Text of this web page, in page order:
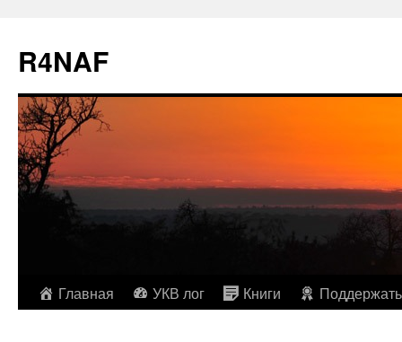
R4NAF
ПерейтиГлавная УКВ лог Книги Поддержать